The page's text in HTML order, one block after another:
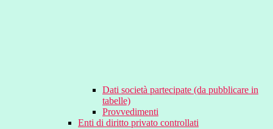
Dati società partecipate (da pubblicare in
tabelle)
Provvedimenti
Enti di diritto privato controllati